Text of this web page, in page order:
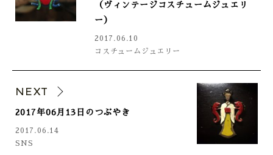
（ヴィンテージコスチュームジュエリ
ー）
2017.06.10
コスチュームジュエリー
NEXT
2017年06月13日のつぶやき
2017.06.14
SNS